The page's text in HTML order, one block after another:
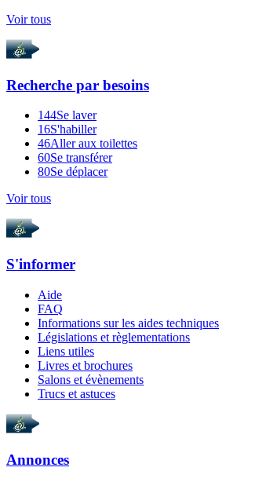
Voir tous
Recherche par besoins
144Se laver
16S'habiller
46Aller aux toilettes
60Se transférer
80Se déplacer
Voir tous
S'informer
Aide
FAQ
Informations sur les aides techniques
Législations et règlementations
Liens utiles
Livres et brochures
Salons et évènements
Trucs et astuces
Annonces